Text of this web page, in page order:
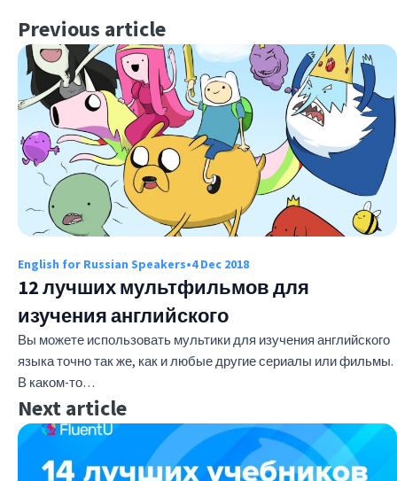
Previous article
English for Russian Speakers•4 Dec 2018
12 лучших мультфильмов для
изучения английского
Вы можете использовать мультики для изучения английского
языка точно так же, как и любые другие сериалы или фильмы.
В каком-то…
Next article